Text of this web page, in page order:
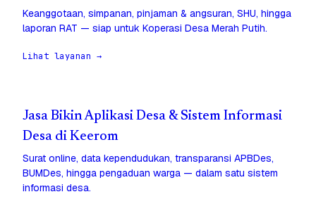
Keanggotaan, simpanan, pinjaman & angsuran, SHU, hingga
laporan RAT — siap untuk Koperasi Desa Merah Putih.
Lihat layanan →
Jasa Bikin Aplikasi Desa & Sistem Informasi
Desa di Keerom
Surat online, data kependudukan, transparansi APBDes,
BUMDes, hingga pengaduan warga — dalam satu sistem
informasi desa.